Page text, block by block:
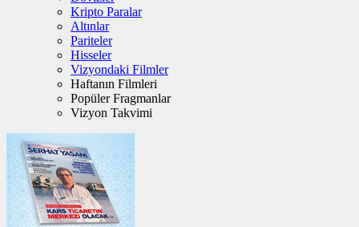
Kripto Paralar
Altınlar
Pariteler
Hisseler
Vizyondaki Filmler
Haftanın Filmleri
Popüler Fragmanlar
Vizyon Takvimi